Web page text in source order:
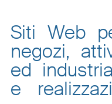
Siti Web
negozi,
ed
e